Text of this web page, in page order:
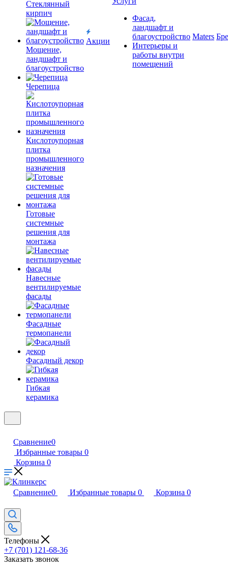
Cтеклянный
кирпич
Мощение,
ландшафт и
благоустройство
Черепица
Кислотоупорная
плитка
промышленного
назначения
Готовые
системные
решения для
монтажа
Навесные
вентилируемые
фасады
Фасадные
термопанели
Фасадный декор
Гибкая
керамика
Акции
Фасад,
ландшафт и
благоустройство
Интерьеры и
работы внутри
помещений
Maters
Сравнение0
Избранные товары 0
Корзина 0
Сравнение0 Избранные товары 0 Корзина 0
Телефоны
+7 (701) 121-68-36
Заказать звонок